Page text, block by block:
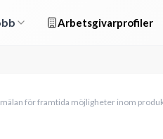
Arbetsgivarprofiler
för framtida möjligheter inom